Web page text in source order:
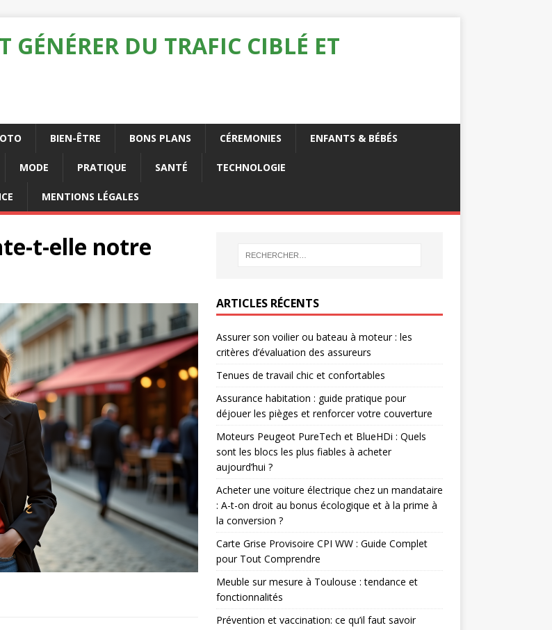
GÉNÉRER DU TRAFIC CIBLÉ ET
BIEN-ÊTRE BONS PLANS CÉREMONIES ENFANTS & BÉBÉS
MODE PRATIQUE SANTÉ TECHNOLOGIE
MENTIONS LÉGALES
t-elle notre
ARTICLES RÉCENTS
Assurer son voilier ou bateau à moteur : les
critères d’évaluation des assureurs
Tenues de travail chic et confortables
Assurance habitation : guide pratique pour
déjouer les pièges et renforcer votre couverture
Moteurs Peugeot PureTech et BlueHDi : Quels
sont les blocs les plus fiables à acheter
aujourd’hui ?
Acheter une voiture électrique chez un mandataire
: A-t-on droit au bonus écologique et à la prime à
la conversion ?
Carte Grise Provisoire CPI WW : Guide Complet
pour Tout Comprendre
Meuble sur mesure à Toulouse : tendance et
fonctionnalités
Prévention et vaccination: ce qu’il faut savoir